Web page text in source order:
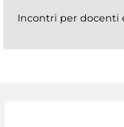
Incontri per docenti